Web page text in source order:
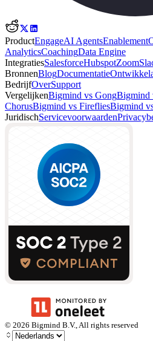
ProductEngageAI AgentsEnablement
AnalyticsCoachingData Engine
IntegratiesSalesforceHubspotZoom
BronnenBlogDocumentatie
BedrijfOverSupport
VergelijkenBigmind vs GongBigmind
ChorusBigmind vs FirefliesBigmind
JuridischServicevoorwaarden
© 2026 Bigmind B.V., All rights reserved